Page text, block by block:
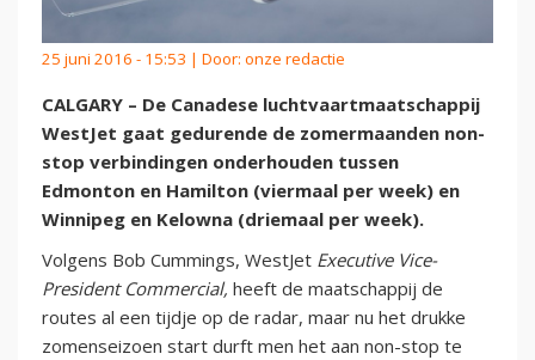
25 juni 2016 - 15:53 | Door: onze redactie
CALGARY – De Canadese luchtvaartmaatschappij
WestJet gaat gedurende de zomermaanden non-
stop verbindingen onderhouden tussen
Edmonton en Hamilton (viermaal per week) en
Winnipeg en Kelowna (driemaal per week).
Volgens Bob Cummings, WestJet Executive Vice-
President Commercial, heeft de maatschappij de
routes al een tijdje op de radar, maar nu het drukke
zomenseizoen start durft men het aan non-stop te